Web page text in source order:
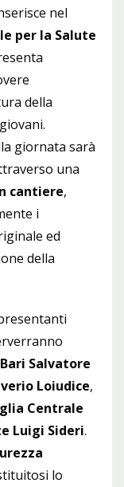
nel
per la Salute
della
giornata sarà
una
cantiere,
i
ed
della
Salvatore
Loiudice,
Centrale
Luigi Sideri.
lo